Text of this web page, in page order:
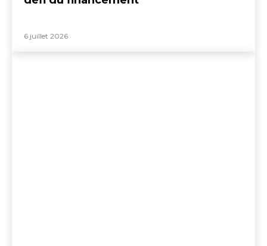
6 juillet 2026